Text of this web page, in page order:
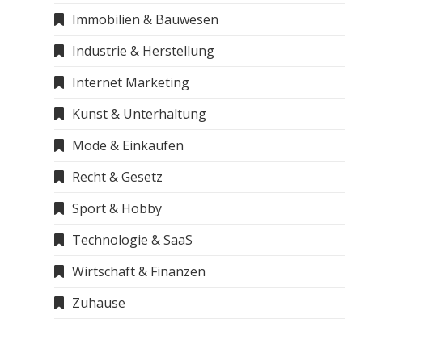
Immobilien & Bauwesen
Industrie & Herstellung
Internet Marketing
Kunst & Unterhaltung
Mode & Einkaufen
Recht & Gesetz
Sport & Hobby
Technologie & SaaS
Wirtschaft & Finanzen
Zuhause